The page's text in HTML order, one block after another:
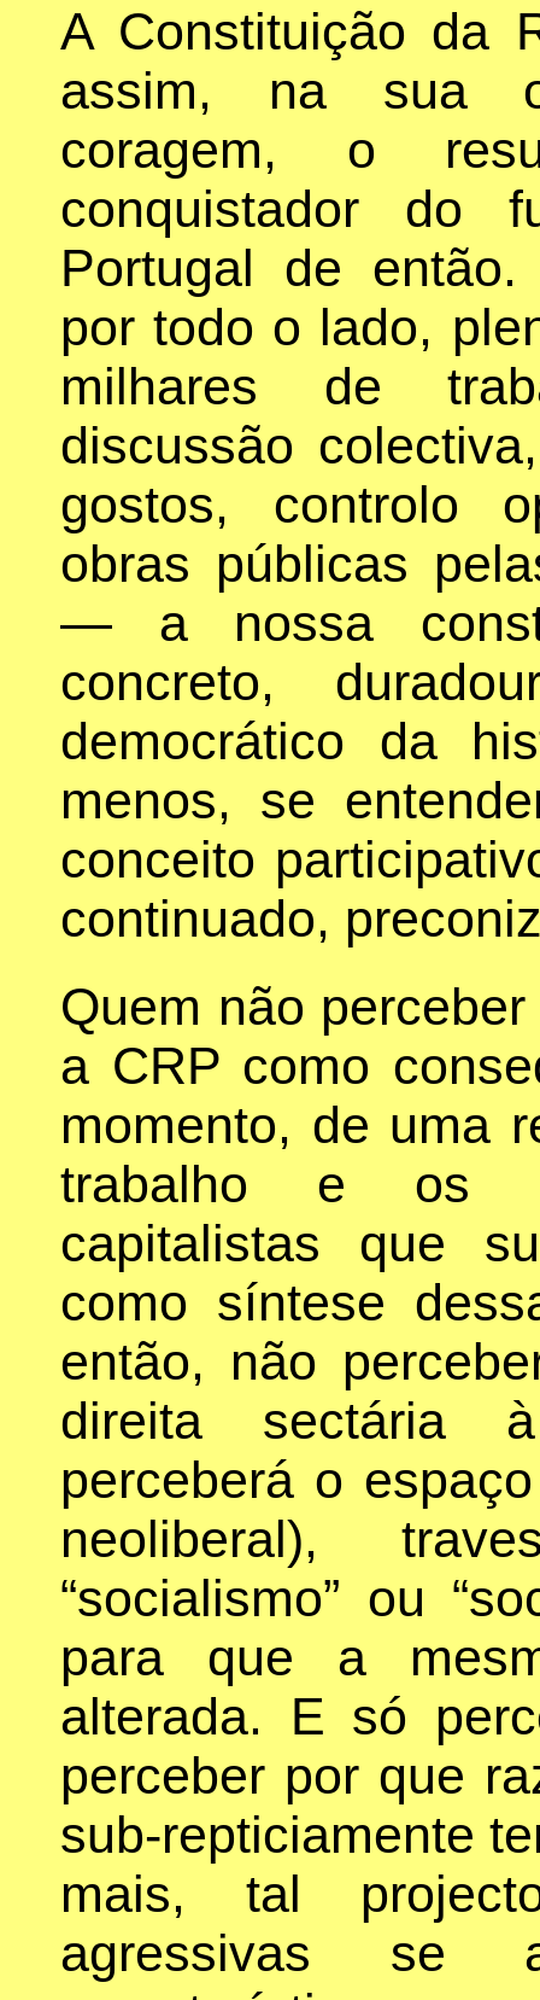
A Constituição da
assim, na sua
coragem, o
conquistador do
Portugal de então.
por todo o lado,
milhares de
discussão
gostos, controlo
obras públicas
— a nossa
concreto,
democrático da
menos, se
conceito
continuado,
Quem não
a CRP como
momento, de uma
trabalho e os
capitalistas que
como síntese
então, não
direita sectária
perceberá o
neoliberal),
“socialismo” ou
para que a
alterada. E só
perceber por que
sub-repticiamente
mais, tal
agressivas se